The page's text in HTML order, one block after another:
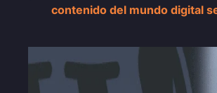
contenido del mundo digital